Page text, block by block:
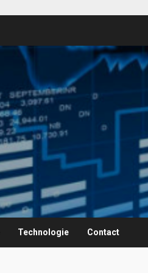
Technologie Contact